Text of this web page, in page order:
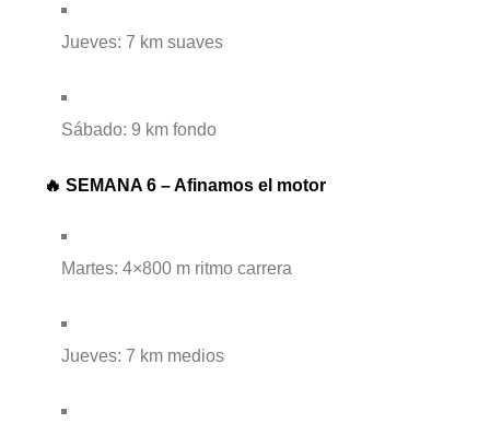
Jueves: 7 km suaves
Sábado: 9 km fondo
🔥 SEMANA 6 – Afinamos el motor
Martes: 4×800 m ritmo carrera
Jueves: 7 km medios